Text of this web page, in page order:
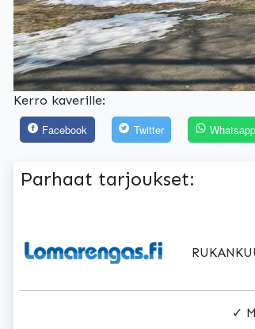
Kerro kaverille:
Facebook
Twitter Whatsapp
Parhaat tarjoukset:
✓